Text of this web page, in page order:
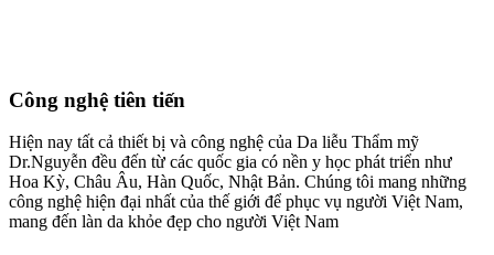
Công nghệ tiên tiến
Hiện nay tất cả thiết bị và công nghệ của Da liễu Thẩm mỹ
Dr.Nguyễn đều đến từ các quốc gia có nền y học phát triển như
Hoa Kỳ, Châu Âu, Hàn Quốc, Nhật Bản. Chúng tôi mang những
công nghệ hiện đại nhất của thế giới để phục vụ người Việt Nam,
mang đến làn da khỏe đẹp cho người Việt Nam